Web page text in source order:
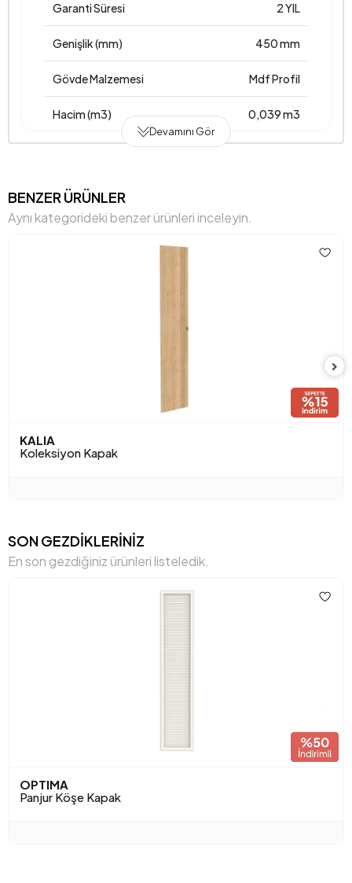
Garanti Süresi 2 YIL
Genişlik (mm) 450 mm
Gövde Malzemesi Mdf Profil
Hacim (m3) 0,039 m3
Yükseklik (mm)
Devamını Gör
BENZER ÜRÜNLER
Aynı kategorideki benzer ürünleri inceleyin.
KALIA
Koleksiyon Kapak
SON GEZDİKLERİNİZ
En son gezdiğiniz ürünleri listeledik.
OPTIMA
Panjur Köşe Kapak